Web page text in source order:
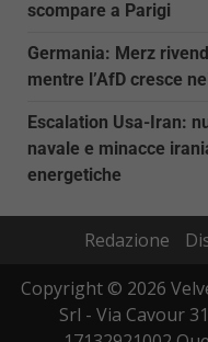
scompare a Parigi
Germania: Merz
mentre l’AfD cresce
Escalation Usa-Iran:
navale e minacce
energetiche
Redazione
Copyright © 2026
Srl - Via Cavour